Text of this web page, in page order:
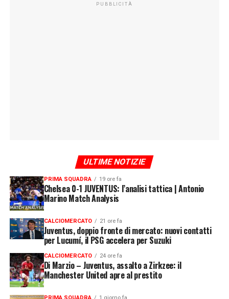
PUBBLICITÀ
ULTIME NOTIZIE
PRIMA SQUADRA 19 ore fa
Chelsea 0-1 JUVENTUS: l’analisi tattica | Antonio
Marino Match Analysis
CALCIOMERCATO 21 ore fa
Juventus, doppio fronte di mercato: nuovi contatti
per Lucumí, il PSG accelera per Suzuki
CALCIOMERCATO 24 ore fa
Di Marzio – Juventus, assalto a Zirkzee: il
Manchester United apre al prestito